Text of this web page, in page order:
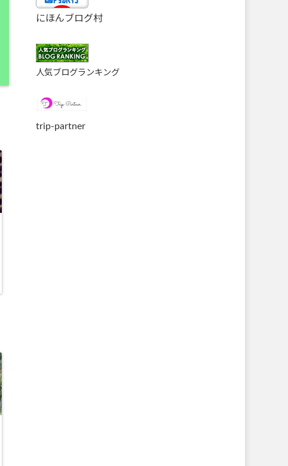
にほんブログ村
人気ブログランキング
trip-partner